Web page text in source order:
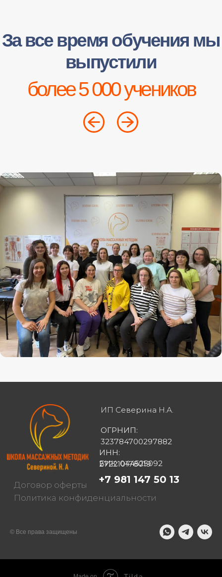
© Все права защищены